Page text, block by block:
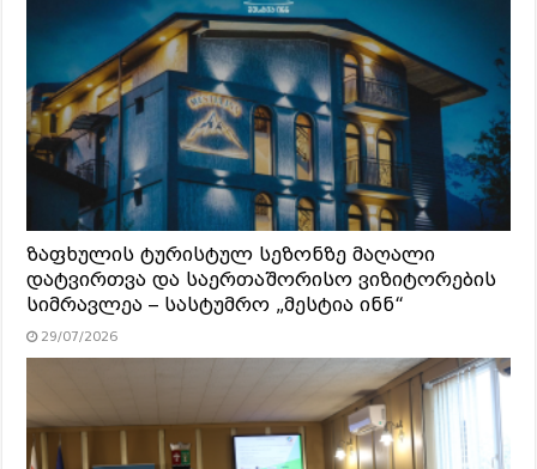
ზაფხულის ტურისტულ სეზონზე მაღალი
დატვირთვა და საერთაშორისო ვიზიტორების
სიმრავლეა – სასტუმრო „მესტია ინნ“
29/07/2026